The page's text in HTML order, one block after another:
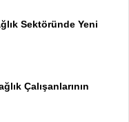
Sektöründe Yeni
Çalışanlarının